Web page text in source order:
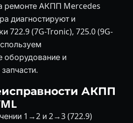
ремонте АКПП Mercedes
диагностируют и
722.9 (7G-Tronic), 725.0 (9G-
оборудование и
АКПП
1→2 и 2→3 (722.9)